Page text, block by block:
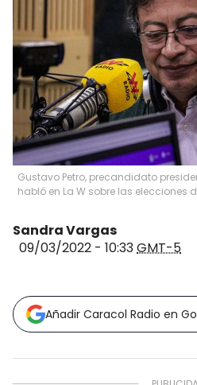
Gustavo Petro, precandidato
habló en La W sobre las elecciones
Sandra Vargas
09/03/2022 - 10:33GMT-5
Añadir Caracol Radio en